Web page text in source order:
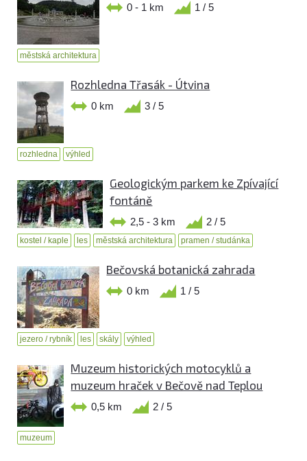
0 - 1 km 1 / 5
městská architektura
Rozhledna Třasák - Útvina
0 km 3 / 5
rozhledna výhled
Geologickým parkem ke Zpívající
fontáně
2,5 - 3 km 2 / 5
kostel / kaple les městská architektura pramen / studánka
Bečovská botanická zahrada
0 km 1 / 5
jezero / rybník les skály výhled
Muzeum historických motocyklů a
muzeum hraček v Bečově nad Teplou
0,5 km 2 / 5
muzeum